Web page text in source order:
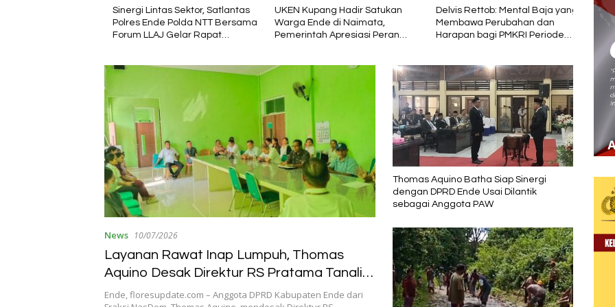
Sinergi Lintas Sektor, Satlantas
Polres Ende Polda NTT Bersama
Forum LLAJ Gelar Rapat
UKEN Kupang Hadir Satukan
Warga Ende di Naimata,
Pemerintah Apresiasi Peran
Delvis Rettob: Mental Baja yang
Membawa Perubahan dan
Harapan bagi PMKRI Periode
PT
News 10/07/2026
Layanan Rawat Inap Lumpuh, Thomas
Aquino Desak Direktur RS Pratama Tanali
Bayar Gaji Pekerja Outsourcing
Ende, floresupdate.com – Anggota DPRD Kabupaten Ende dari
Thomas Aquino Batha Siap Sinergi
dengan DPRD Ende Usai Dilantik
sebagai Anggota PAW